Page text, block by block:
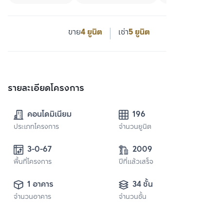
ขาย4 ยูนิต เช่า5 ยูนิต
รายละเอียดโครงการ
คอนโดมิเนียม
ประเภทโครงการ
196
จำนวนยูนิต
3-0-67
พื้นที่โครงการ
2009
ปีที่แล้วเสร็จ
1 อาคาร
จำนวนอาคาร
34 ชั้น
จำนวนชั้น